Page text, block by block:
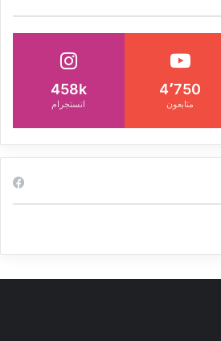
4٬750
متابعون
458k
انستجرام